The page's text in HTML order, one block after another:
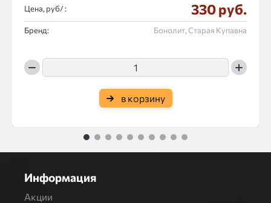
Цена, руб/ : 330 руб.
Бренд: Бонолит, Старая Купавна
в корзину
1 2 3 4 5 6 7 8 9 10
Информация
Акции